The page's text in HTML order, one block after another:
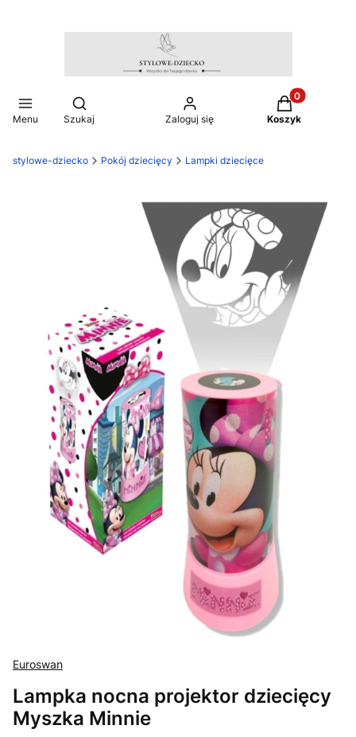
Menu
Otwórz wyszukiwarkę
Szukaj Zaloguj się
Produkty w
Koszyk
stylowe-dziecko Pokój dziecięcy Lampki dziecięce
Euroswan
Lampka nocna projektor dziecięcy
Myszka Minnie